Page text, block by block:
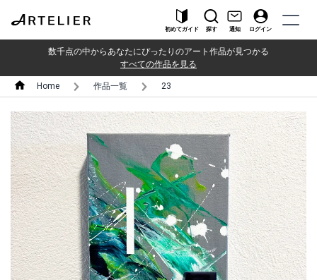
初めてガイド 探す 通知 ログイン
数千点の中からあなたにぴったりのアート作品が見つかる
すべての作品を見る
Home 作品一覧 23